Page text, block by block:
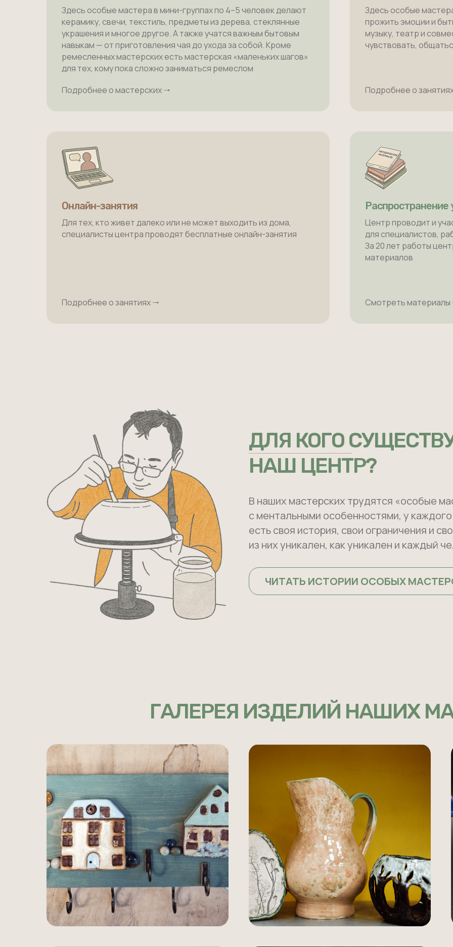
Распространение
Центр проводит и
для специалистов,
За 20 лет работы
материалов
Онлайн-занятия
Для тех, кто живет далеко или не может выходить из дома,
специалисты центра проводят бесплатные онлайн-занятия
Здесь особые
прожить эмоции и
музыку, театр и
чувствовать,
Подробнее о
Смотреть
Здесь особые мастера в мини-группах по 4–5 человек делают
керамику, свечи, текстиль, предметы из дерева, стеклянные
украшения и многое другое. А также учатся важным бытовым
навыкам — от приготовления чая до ухода за собой. Кроме
ремесленных мастерских есть мастерская «маленьких шагов»
для тех, кому пока сложно заниматься ремеслом
Подробнее о занятиях 🠒
Подробнее о мастерских 🠒
ДЛЯ КОГО
НАШ ЦЕНТР?
В наших мастерских трудятся «особые
с ментальными особенностями, у
есть своя история, свои ограничения и
из них уникален, как уникален и каждый
ЧИТАТЬ ИСТОРИИ ОСОБЫХ
ГАЛЕРЕЯ ИЗДЕЛИЙ НАШИХ